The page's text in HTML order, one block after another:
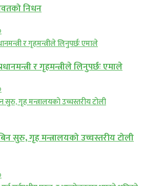
निधन
र गृहमन्त्रीले लिनुपर्छः एमाले
सुरु, गृह मन्त्रालयको उच्चस्तरीय टोली